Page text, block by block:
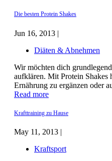
Die besten Protein Shakes
Jun 16, 2013 |
Diäten & Abnehmen
Wir möchten dich
aufklären. Mit Protein Shakes
Ernährung zu ergänzen oder
Read more
Krafttraining zu Hause
May 11, 2013 |
Kraftsport